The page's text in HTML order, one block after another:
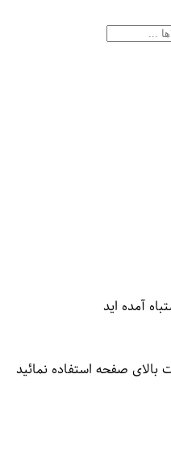
آمده اید
بالای صفحه استفاده نمائید